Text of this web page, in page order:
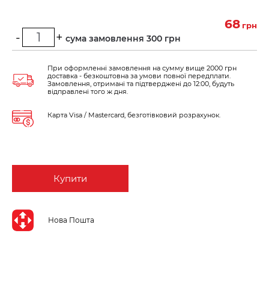
68 грн
Мінімальна сума замовлення 300 грн
- +
Купити
Нова Пошта
При оформленні замовлення на сумму вище 2000 грн
доставка - безкоштовна за умови повної передплати.
Замовлення, отримані та підтверджені до 12:00, будуть
відправлені того ж дня.
Карта Visa / Mastercard, безготівковий розрахунок.